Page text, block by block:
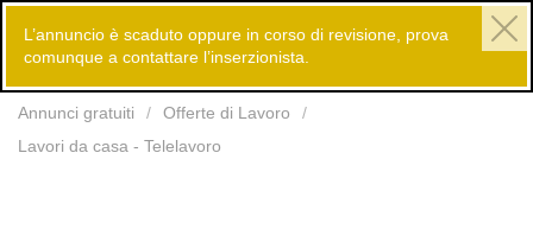
Annunci gratuiti
Offerte di Lavoro
Lavori da casa - Telelavoro
L’annuncio è scaduto oppure in corso di revisione, prova
comunque a contattare l’inserzionista.